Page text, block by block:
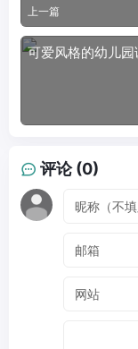
上一篇
可爱风格的幼儿园
评论 (0)